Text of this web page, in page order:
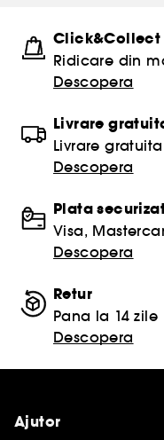
Click&Collect
Ridicare din
Descopera
Livrare
Livrare
Descopera
Plata
Visa,
Descopera
Retur
Pana la 14 zile
Descopera
Ajutor